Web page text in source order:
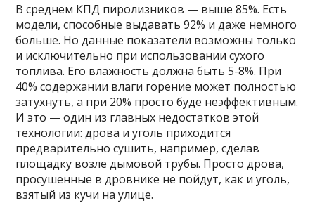
В среднем КПД пиролизников — выше 85%. Есть
модели, способные выдавать 92% и даже немного
больше. Но данные показатели возможны только
и исключительно при использовании сухого
топлива. Его влажность должна быть 5-8%. При
40% содержании влаги горение может полностью
затухнуть, а при 20% просто буде неэффективным.
И это — один из главных недостатков этой
технологии: дрова и уголь приходится
предварительно сушить, например, сделав
площадку возле дымовой трубы. Просто дрова,
просушенные в дровнике не пойдут, как и уголь,
взятый из кучи на улице.